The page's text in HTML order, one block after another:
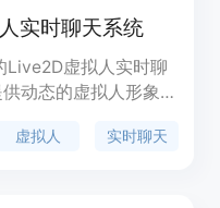
实时聊天系统
虚拟人实时聊
动态的虚拟人形象，
拟人形象集成、实时
虚拟人 实时聊天